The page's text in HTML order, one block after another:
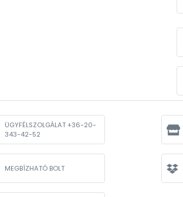
ÜGYFÉLSZOLGÁLAT +36-20-
343-42-52
MEGBÍZHATÓ BOLT